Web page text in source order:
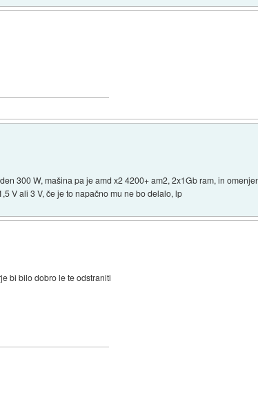
300 W, mašina pa je amd x2 4200+ am2, 2x1Gb ram, in
V ali 3 V, če je to napačno mu ne bo delalo, lp
bi bilo dobro le te odstraniti